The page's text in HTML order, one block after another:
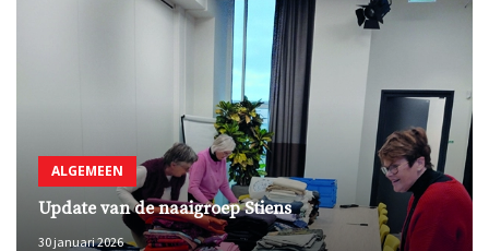
ALGEMEEN
Update van de naaigroep Stiens
30 januari 2026